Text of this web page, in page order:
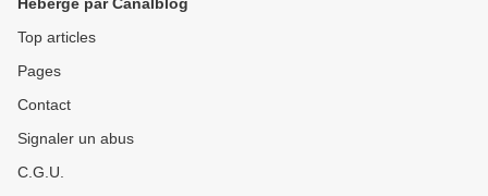
Top articles
Pages
Contact
Signaler un abus
C.G.U.